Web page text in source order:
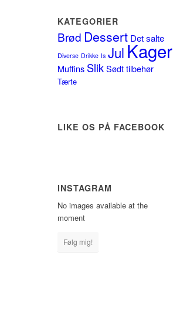
KATEGORIER
Brød Dessert Det salte
Diverse Drikke Is Jul Kager
Muffins Slik Sødt tilbehør
Tærte
LIKE OS PÅ FACEBOOK
INSTAGRAM
No images available at the
moment
Følg mig!